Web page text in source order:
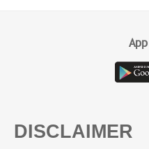
DISCLAIMER